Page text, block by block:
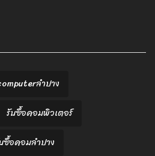
ลำปาง
รับซื้อคอมพิวเตอร์
ซื้อคอมลำปาง